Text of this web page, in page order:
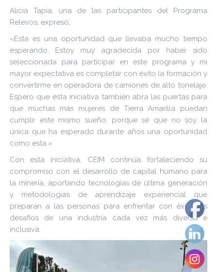
Alicia Tapia, una de las participantes del Programa
Relevos, expresó;
«Esta es una oportunidad que llevaba mucho tiempo
esperando. Estoy muy agradecida por haber sido
seleccionada para participar en este programa y mi
mayor expectativa es completar con éxito la formación y
convertirme en operadora de camiones de alto tonelaje.
Espero que esta iniciativa también abra las puertas para
que muchas más mujeres de Tierra Amarilla puedan
cumplir este mismo sueño, porque sé que no soy la
única que ha esperado durante años una oportunidad
como esta.»
Con esta iniciativa, CEIM continúa fortaleciendo su
compromiso con el desarrollo de capital humano para
la minería, aportando tecnologías de última generación
y metodologías de aprendizaje experiencial que
preparan a las personas para enfrentar con éxito los
desafíos de una industria cada vez más diversa e
inclusiva.